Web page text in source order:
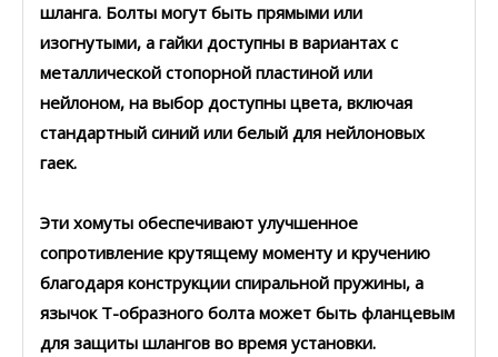
шланга. Болты могут быть прямыми или
изогнутыми, а гайки доступны в вариантах с
металлической стопорной пластиной или
нейлоном, на выбор доступны цвета, включая
стандартный синий или белый для нейлоновых
гаек.
Эти хомуты обеспечивают улучшенное
сопротивление крутящему моменту и кручению
благодаря конструкции спиральной пружины, а
язычок Т-образного болта может быть фланцевым
для защиты шлангов во время установки.